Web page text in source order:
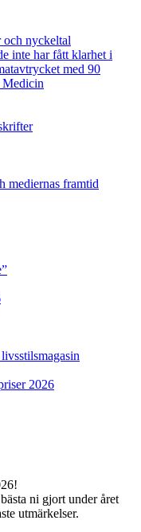
och nyckeltal
inte har fått klarhet i
med 90
Medicin
mediernas framtid
2026
ni gjort under året
utmärkelser.